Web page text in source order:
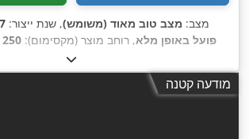
מצב: מצב טוב מאוד (משומש), שנת ייצור:
פועל באופן מלא, רוחב מוצר (מקסימום): 250 מ"מ
, רוחב גליל:
מ"מ, ,
מודעה קטנה